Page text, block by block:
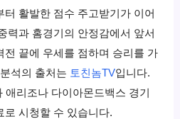
활발한 점수 주고받기가 이어
력과 홈경기의 안정감에서 앞서
전 끝에 우세를 점하며 승리를 가
석의 출처는 토친놈TV입니다.
리조나 다이아몬드백스 경기
로 시청할 수 있습니다.